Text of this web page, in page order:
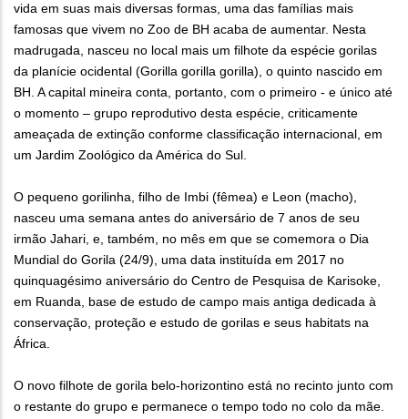
vida em suas mais diversas formas, uma das famílias mais
famosas que vivem no Zoo de BH acaba de aumentar. Nesta
madrugada, nasceu no local mais um filhote da espécie gorilas
da planície ocidental (Gorilla gorilla gorilla), o quinto nascido em
BH. A capital mineira conta, portanto, com o primeiro - e único até
o momento – grupo reprodutivo desta espécie, criticamente
ameaçada de extinção conforme classificação internacional, em
um Jardim Zoológico da América do Sul.
O pequeno gorilinha, filho de Imbi (fêmea) e Leon (macho),
nasceu uma semana antes do aniversário de 7 anos de seu
irmão Jahari, e, também, no mês em que se comemora o Dia
Mundial do Gorila (24/9), uma data instituída em 2017 no
quinquagésimo aniversário do Centro de Pesquisa de Karisoke,
em Ruanda, base de estudo de campo mais antiga dedicada à
conservação, proteção e estudo de gorilas e seus habitats na
África.
O novo filhote de gorila belo-horizontino está no recinto junto com
o restante do grupo e permanece o tempo todo no colo da mãe.